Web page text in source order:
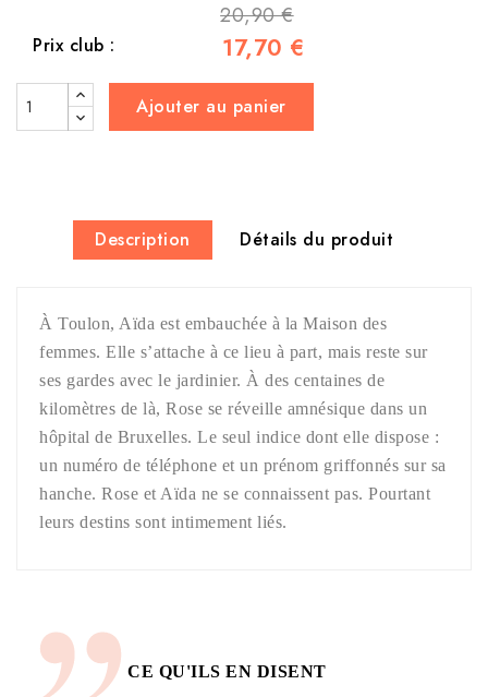
20,90 €
Prix club : 17,70 €
Ajouter au panier
Description Détails du produit
À Toulon, Aïda est embauchée à la Maison des
femmes. Elle s’attache à ce lieu à part, mais reste sur
ses gardes avec le jardinier. À des centaines de
kilomètres de là, Rose se réveille amnésique dans un
hôpital de Bruxelles. Le seul indice dont elle dispose :
un numéro de téléphone et un prénom griffonnés sur sa
hanche. Rose et Aïda ne se connaissent pas. Pourtant
leurs destins sont intimement liés.
CE QU'ILS EN DISENT